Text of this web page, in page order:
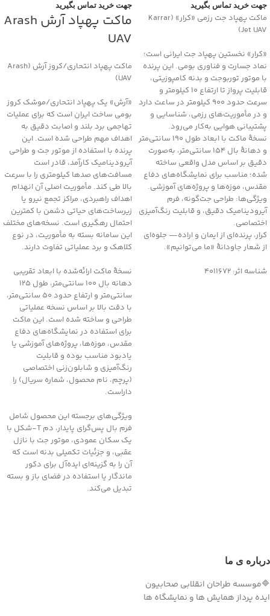
جهت خرید تماس بگیرید
ماکت پهپاد جت رزمی «کرار» (Karrar
Jet UAV)
«کرار» نخستین پهپاد جت ایرانی است؛
نماد جسارت و فناوری بومی. این پرنده
با موتور توربوجت و بدنه کامپوزیتی،
قابلیت پرواز تا ارتفاع ۱۰ کیلومتر و
سرعت حدود ۹۰۰ کیلومتر در ساعت دارد
و در مأموریت‌های رزمی، شناسایی و
پشتیبانی هوایی به‌کار می‌رود.
نسخهٔ ماکت با ابعاد طول 190 سانتی‌متر
و دهانهٔ بال 154 سانتی‌متر، به‌صورت
دقیق بر اساس مدل واقعی ساخته
شده؛ مناسب برای نمایشگاه‌های دفاع
مقدس، موزه‌ها و پروژه‌های آموزشی.
ویژگی‌ها: طراحی جت‌گونه، فرم
آیرودینامیک دقیق، و قابلیت رنگ‌آمیزی
اختصاصی.
کرار، پرنده‌ای از ایمان و اراده— جلوه‌ای
از شعار جاودانۀ «ما می‌توانیم».
شناسه اثر: 4011672
جهت خرید تماس بگیرید
ماکت پهپاد آرش Arash
UAV
ماکت پهپاد انتحاری/کروز آرش (Arash
UAV)
«آرش» یک پهپاد انتحاری/موشک کروز
بومی ساخت ایران است که برای عملیات
تهاجمی برد بلند و اصابت دقیق به
اهداف مهم طراحی شده است. این
پرنده با استفاده از موتور جت و طراحی
آیرودینامیک کارآمد، قادر است
مسافت‌های صدها کیلومتری را با سرعت
بالا طی کند. مأموریت اصلی آن انهدام
اهداف راهبردی، مراکز تجمع نیرو یا
زیرساخت‌های حیاتی دشمن با کمترین
احتمال رهگیری است. نسخه‌های مختلف
این سامانه بسته به مأموریت، در نوع
کلاهک و برد عملیاتی تفاوت دارند.
نسخهٔ ماکت ارائه‌شده با ابعاد تقریبی
دهانه بال 100 سانتی‌متر، طول 125
سانتی‌متر و ارتفاع حدود 50 سانتی‌متر،
با دقت بالا بر اساس نسخه عملیاتی
طراحی و ساخته شده است. این ماکت
برای استفاده در نمایشگاه‌های دفاع
مقدس، موزه‌ها، پروژه‌های آموزشی یا
یادبود مناسب بوده و قابلیت
رنگ‌آمیزی و شابلون‌زنی اختصاصی
(پرچم، نام محصول، شماره سریال) را
داراست.
ویژگی‌های برجسته این محصول شامل
فرم بال پس‌گرای پایدار، دم T‑شکل با
یک سکان عمودی، موتور جت با نازل
عقبی، و جزئیات تکمیلی بدنه است که
آن را به گزینه‌ای ایده‌آل برای دکور
ماندگار یا استفاده در فضای باز و بسته
تبدیل می‌کند.
درباره ی ما
🔷موسسه طراحان انقلابی صحابیون
ایده پرداز همایش ها و نمایشگاه ها